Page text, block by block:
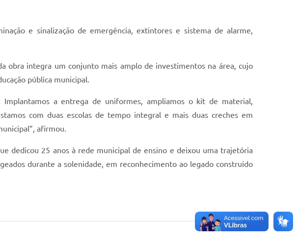
e sinalização de emergência, extintores e sistema de alarme,
obra integra um conjunto mais amplo de investimentos na área, cujo
pública municipal.
a entrega de uniformes, ampliamos o kit de material,
com duas escolas de tempo integral e mais duas creches em
afirmou.
dedicou 25 anos à rede municipal de ensino e deixou uma trajetória
durante a solenidade, em reconhecimento ao legado construído